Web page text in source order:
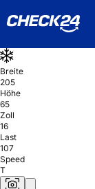
Breite
205
Höhe
65
Zoll
16
Last
107
Speed
T